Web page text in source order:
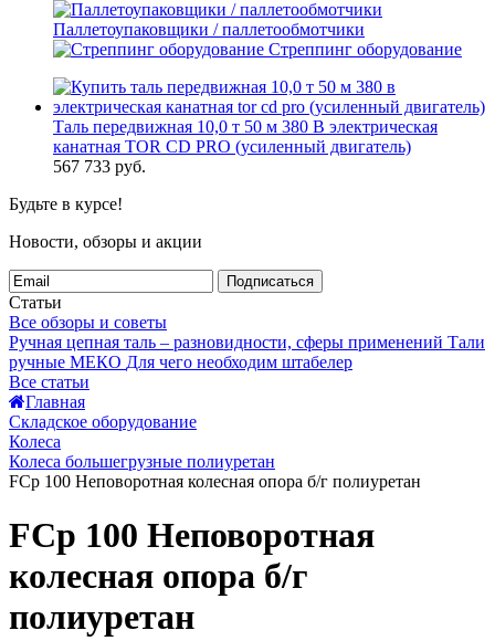
Паллетоупаковщики / паллетообмотчики
Стреппинг оборудование
Таль передвижная 10,0 т 50 м 380 В электрическая
канатная TOR CD PRO (усиленный двигатель)
567 733 руб.
Будьте в курсе!
Новости, обзоры и акции
Подписаться
Статьи
Все обзоры и советы
Ручная цепная таль – разновидности, сферы применений Тали
ручные МЕКО Для чего необходим штабелер
Все статьи
Главная
Складское оборудование
Колеса
Колеса большегрузные полиуретан
FCp 100 Неповоротная колесная опора б/г полиуретан
FCp 100 Неповоротная
колесная опора б/г
полиуретан